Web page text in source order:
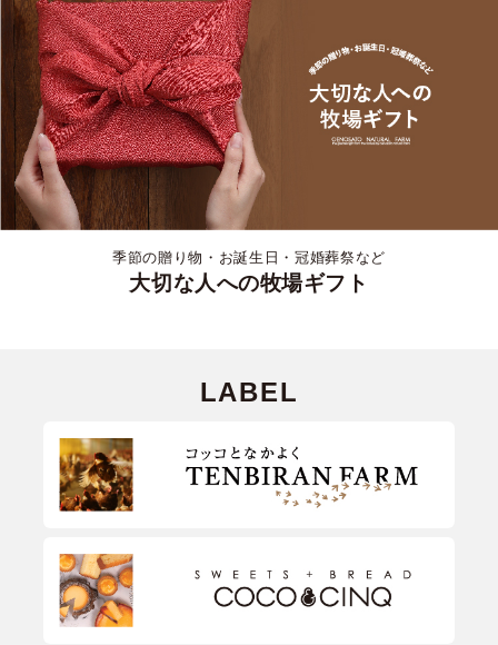
季節の贈り物・お誕生日・冠婚葬祭など
大切な人への牧場ギフト
LABEL